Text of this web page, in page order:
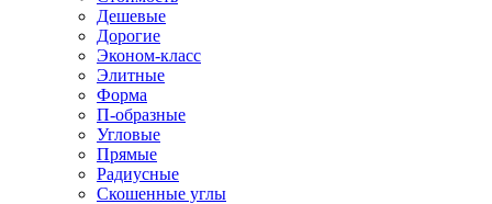
Дешевые
Дорогие
Эконом-класс
Элитные
Форма
П-образные
Угловые
Прямые
Радиусные
Скошенные углы